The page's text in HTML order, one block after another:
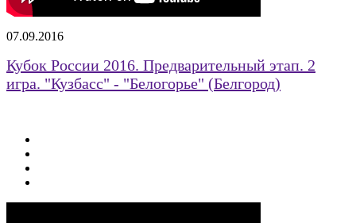
07.09.2016
Кубок России 2016. Предварительный этап. 2
игра. "Кузбасс" - "Белогорье" (Белгород)